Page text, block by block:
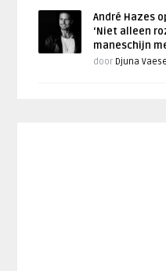
André Hazes
‘Niet alleen
maneschijn
door Djuna